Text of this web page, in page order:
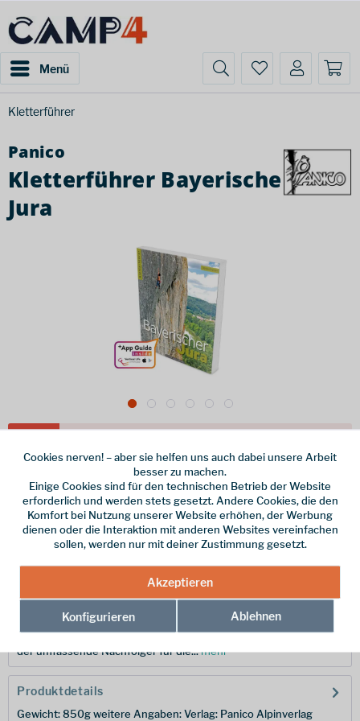
Menü
Kletterführer
Panico
Kletterführer Bayerische
Jura
44,80 € *
inkl. MwSt.zzgl. Versandkosten
Merken
Hersteller-Nr.: 978-3-95611-154-9
Beschreibung
Der Kletterführer „Bayerischer Jura“ aus dem Hause Panico ist
der umfassende Nachfolger für die...mehr
Produktdetails
Gewicht: 850g weitere Angaben: Verlag: Panico Alpinverlag
Cookies nerven! – aber sie helfen uns auch dabei unsere Arbeit
besser zu machen.
Einige Cookies sind für den technischen Betrieb der Website
erforderlich und werden stets gesetzt. Andere Cookies, die den
Komfort bei Nutzung unserer Website erhöhen, der Werbung
dienen oder die Interaktion mit anderen Websites vereinfachen
sollen, werden nur mit deiner Zustimmung gesetzt.
Akzeptieren
Konfigurieren Ablehnen